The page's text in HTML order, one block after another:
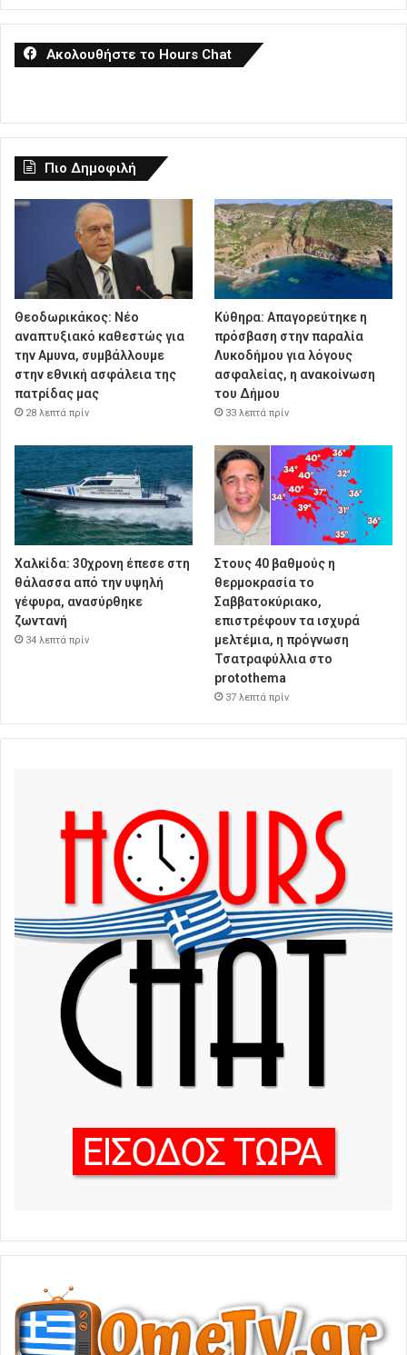
Ακολουθήστε το Hours Chat
Πιο Δημοφιλή
Θεοδωρικάκος: Νέο
αναπτυξιακό καθεστώς για
την Αμυνα, συμβάλλουμε
στην εθνική ασφάλεια της
πατρίδας μας
28 λεπτά πρίν
Κύθηρα: Απαγορεύτηκε η
πρόσβαση στην παραλία
Λυκοδήμου για λόγους
ασφαλείας, η ανακοίνωση
του Δήμου
33 λεπτά πρίν
Χαλκίδα: 30χρονη έπεσε στη
θάλασσα από την υψηλή
γέφυρα, ανασύρθηκε
ζωντανή
34 λεπτά πρίν
Στους 40 βαθμούς η
θερμοκρασία το
Σαββατοκύριακο,
επιστρέφουν τα ισχυρά
μελτέμια, η πρόγνωση
Τσατραφύλλια στο
protothema
37 λεπτά πρίν